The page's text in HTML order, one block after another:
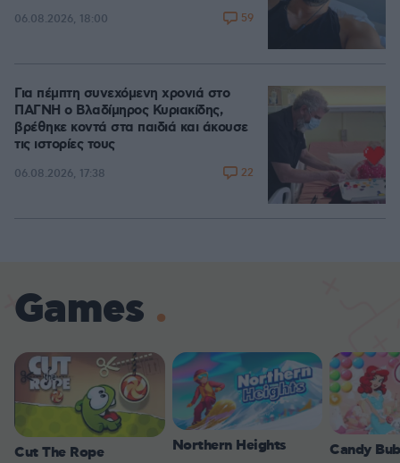
06.08.2026, 18:00 59
Για πέμπτη συνεχόμενη χρονιά στο
ΠΑΓΝΗ ο Βλαδίμηρος Κυριακίδης,
βρέθηκε κοντά στα παιδιά και άκουσε
τις ιστορίες τους
06.08.2026, 17:38 22
Games
Cut The Rope Northern Heights Candy